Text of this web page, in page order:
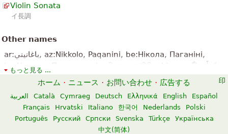
Violin Sonata
イ長調
Other names
ar:باغانيني, az:Nikkolo, Paqanini, be:Нікола, Паганіні,
bg:Николо, Паганини, bn:নিকোলো পাগানিনি, ckb:نیکۆڵۆ پاگەنینی,
cv:Никколо Паганини, el:Νικκολό, Παγκανίνι, fa:نیکولو
io:Nicolò, Paganini, ja:ニコロ,パガニーニ, ka:ნიკოლო
პაგანინი, kk:Паганини, ko:니콜로, 파가니니, ky:Паганини,
Никколо, la:Nicolaus, Paganini, lij:Nicolò, Paganìn,
もっと見る ...
ホーム · ニュース · お問い合わせ · 広告する
العربية Català Cymraeg Deutsch Ελληνικά English
Español
Français
Hrvatski Italiano 한국어 Nederlands
Polski
Português
Русский Српски Svenska Türkçe
Українська
中文(简体)